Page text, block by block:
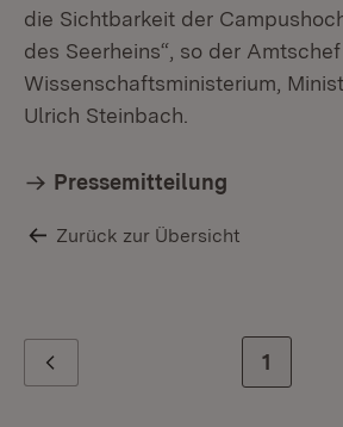
die Sichtbarkeit der
des Seerheins“, so der
Wissenschaftsministerium,
Ulrich Steinbach.
Pressemitteilung
Zurück zur Übersicht
Zur
1